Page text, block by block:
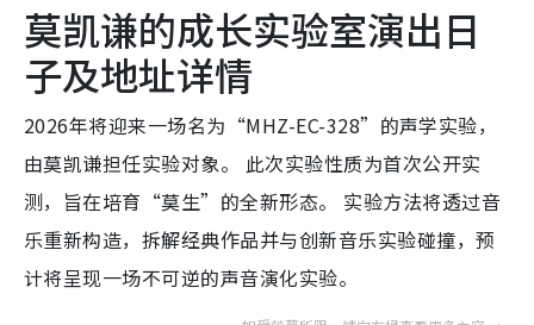
莫凯谦的成长实验室演出日
子及地址详情
2026年将迎来一场名为“MHZ-EC-328”的声学实验，
由莫凯谦担任实验对象。 此次实验性质为首次公开实
测，旨在培育“莫生”的全新形态。 实验方法将透过音
乐重新构造，拆解经典作品并与创新音乐实验碰撞，预
计将呈现一场不可逆的声音演化实验。